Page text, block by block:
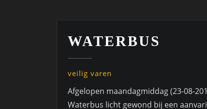
WATERBUS
veilig varen
Afgelopen maandagmiddag (23-08-
Waterbus licht gewond bij een